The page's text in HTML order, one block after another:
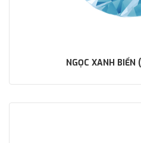
NGỌC XANH BIỂN